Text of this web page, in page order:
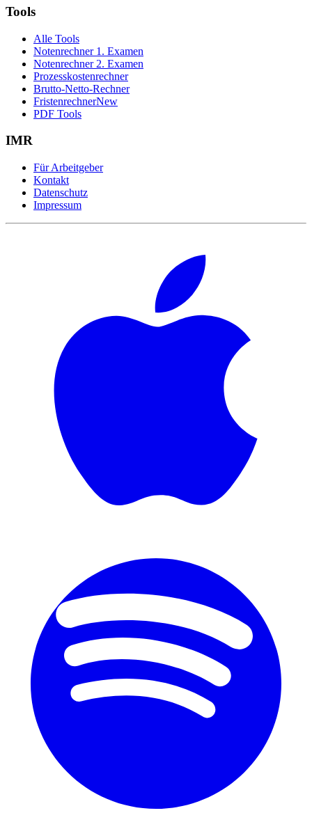
Tools
Alle Tools
Notenrechner 1. Examen
Notenrechner 2. Examen
Prozesskostenrechner
Brutto-Netto-Rechner
FristenrechnerNew
PDF Tools
IMR
Für Arbeitgeber
Kontakt
Datenschutz
Impressum